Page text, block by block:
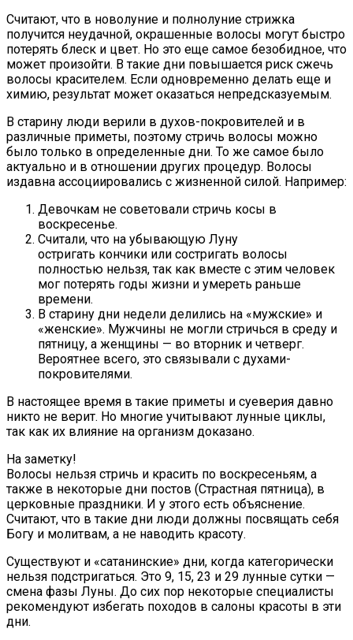
Считают, что в новолуние и полнолуние стрижка
получится неудачной, окрашенные волосы могут быстро
потерять блеск и цвет. Но это еще самое безобидное, что
может произойти. В такие дни повышается риск сжечь
волосы красителем. Если одновременно делать еще и
химию, результат может оказаться непредсказуемым.
В старину люди верили в духов-покровителей и в
различные приметы, поэтому стричь волосы можно
было только в определенные дни. То же самое было
актуально и в отношении других процедур. Волосы
издавна ассоциировались с жизненной силой. Например:
Девочкам не советовали стричь косы в
воскресенье.
Считали, что на убывающую Луну
остригать кончики или состригать волосы
полностью нельзя, так как вместе с этим человек
мог потерять годы жизни и умереть раньше
времени.
В старину дни недели делились на «мужские» и
«женские». Мужчины не могли стричься в среду и
пятницу, а женщины — во вторник и четверг.
Вероятнее всего, это связывали с духами-
покровителями.
В настоящее время в такие приметы и суеверия давно
никто не верит. Но многие учитывают лунные циклы,
так как их влияние на организм доказано.
На заметку!
Волосы нельзя стричь и красить по воскресеньям, а
также в некоторые дни постов (Страстная пятница), в
церковные праздники. И у этого есть объяснение.
Считают, что в такие дни люди должны посвящать себя
Богу и молитвам, а не наводить красоту.
Существуют и «сатанинские» дни, когда категорически
нельзя подстригаться. Это 9, 15, 23 и 29 лунные сутки —
смена фазы Луны. До сих пор некоторые специалисты
рекомендуют избегать походов в салоны красоты в эти
дни.